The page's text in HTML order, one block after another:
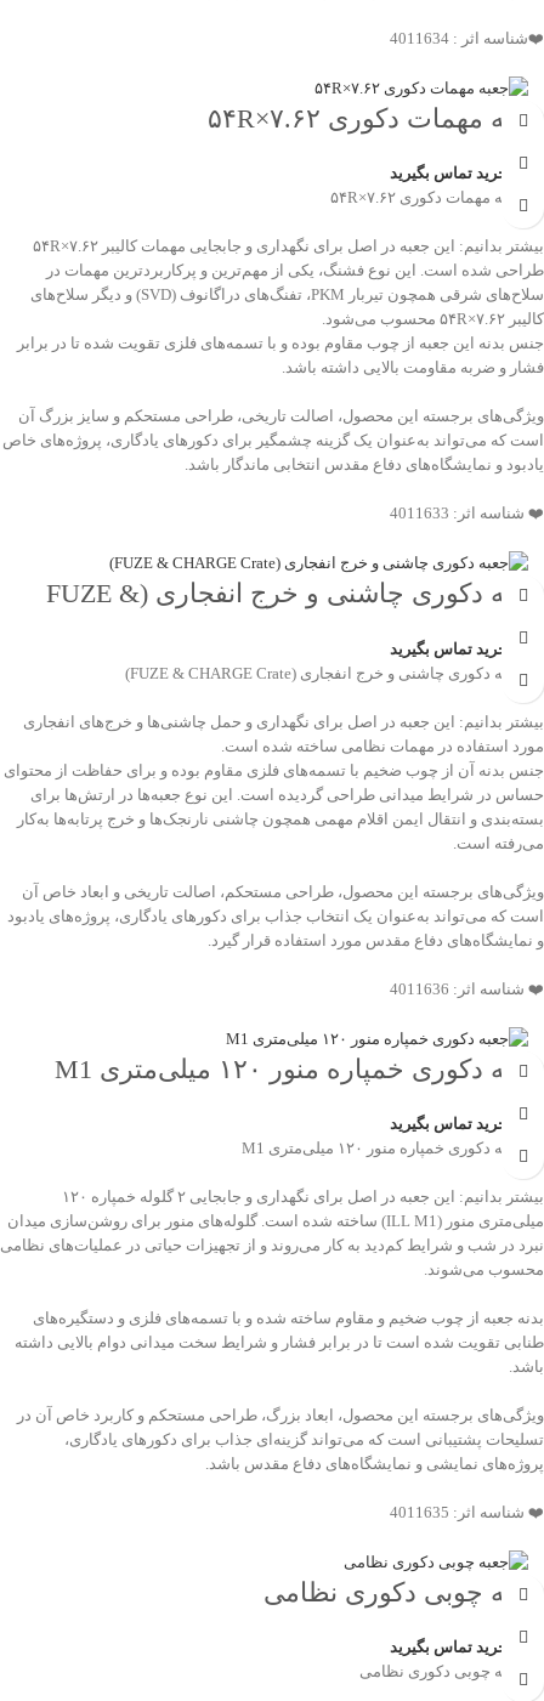
❤️شناسه اثر : 4011634
جعبه مهمات دکوری ۷.۶۲×۵۴R
جهت خرید تماس بگیرید
💠 جعبه مهمات دکوری ۷.۶۲×۵۴R
بیشتر بدانیم: این جعبه در اصل برای نگهداری و جابجایی مهمات کالیبر ۷.۶۲×۵۴R
طراحی شده است. این نوع فشنگ، یکی از مهم‌ترین و پرکاربردترین مهمات در
سلاح‌های شرقی همچون تیربار PKM، تفنگ‌های دراگانوف (SVD) و دیگر سلاح‌های
کالیبر ۷.۶۲×۵۴R محسوب می‌شود.
جنس بدنه این جعبه از چوب مقاوم بوده و با تسمه‌های فلزی تقویت شده تا در برابر
فشار و ضربه مقاومت بالایی داشته باشد.
ویژگی‌های برجسته این محصول، اصالت تاریخی، طراحی مستحکم و سایز بزرگ آن
است که می‌تواند به‌عنوان یک گزینه چشمگیر برای دکورهای یادگاری، پروژه‌های خاص
یادبود و نمایشگاه‌های دفاع مقدس انتخابی ماندگار باشد.
❤️ شناسه اثر: 4011633
جعبه دکوری چاشنی و خرج انفجاری (FUZE &
CHARGE Crate)
جهت خرید تماس بگیرید
💠 جعبه دکوری چاشنی و خرج انفجاری (FUZE & CHARGE Crate)
بیشتر بدانیم: این جعبه در اصل برای نگهداری و حمل چاشنی‌ها و خرج‌های انفجاری
مورد استفاده در مهمات نظامی ساخته شده است.
جنس بدنه آن از چوب ضخیم با تسمه‌های فلزی مقاوم بوده و برای حفاظت از محتوای
حساس در شرایط میدانی طراحی گردیده است. این نوع جعبه‌ها در ارتش‌ها برای
بسته‌بندی و انتقال ایمن اقلام مهمی همچون چاشنی نارنجک‌ها و خرج پرتابه‌ها به‌کار
می‌رفته است.
ویژگی‌های برجسته این محصول، طراحی مستحکم، اصالت تاریخی و ابعاد خاص آن
است که می‌تواند به‌عنوان یک انتخاب جذاب برای دکورهای یادگاری، پروژه‌های یادبود
و نمایشگاه‌های دفاع مقدس مورد استفاده قرار گیرد.
❤️ شناسه اثر: 4011636
جعبه دکوری خمپاره منور ۱۲۰ میلی‌متری M1
جهت خرید تماس بگیرید
💠 جعبه دکوری خمپاره منور ۱۲۰ میلی‌متری M1
بیشتر بدانیم: این جعبه در اصل برای نگهداری و جابجایی ۲ گلوله خمپاره ۱۲۰
میلی‌متری منور (ILL M1) ساخته شده است. گلوله‌های منور برای روشن‌سازی میدان
نبرد در شب و شرایط کم‌دید به کار می‌روند و از تجهیزات حیاتی در عملیات‌های نظامی
محسوب می‌شوند.
بدنه جعبه از چوب ضخیم و مقاوم ساخته شده و با تسمه‌های فلزی و دستگیره‌های
طنابی تقویت شده است تا در برابر فشار و شرایط سخت میدانی دوام بالایی داشته
باشد.
ویژگی‌های برجسته این محصول، ابعاد بزرگ، طراحی مستحکم و کاربرد خاص آن در
تسلیحات پشتیبانی است که می‌تواند گزینه‌ای جذاب برای دکورهای یادگاری،
پروژه‌های نمایشی و نمایشگاه‌های دفاع مقدس باشد.
❤️ شناسه اثر: 4011635
جعبه چوبی دکوری نظامی
جهت خرید تماس بگیرید
💠 جعبه چوبی دکوری نظامی